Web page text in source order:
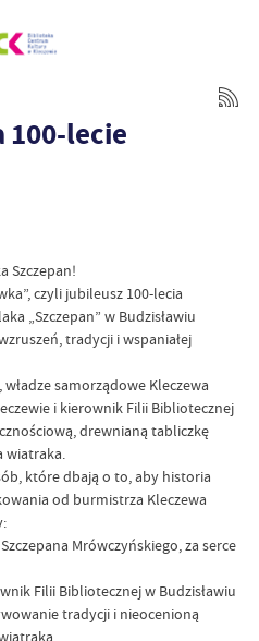
100-lecie
Szczepan!
czyli jubileusz 100-lecia
„Szczepan” w Budzisławiu
tradycji i wspaniałej
samorządowe Kleczewa
i kierownik Filii Bibliotecznej
drewnianą tabliczkę
wiatraka.
które dbają o to, aby historia
od burmistrza Kleczewa
Mrówczyńskiego, za serce
Filii Bibliotecznej w Budzisławiu
tradycji i nieocenioną